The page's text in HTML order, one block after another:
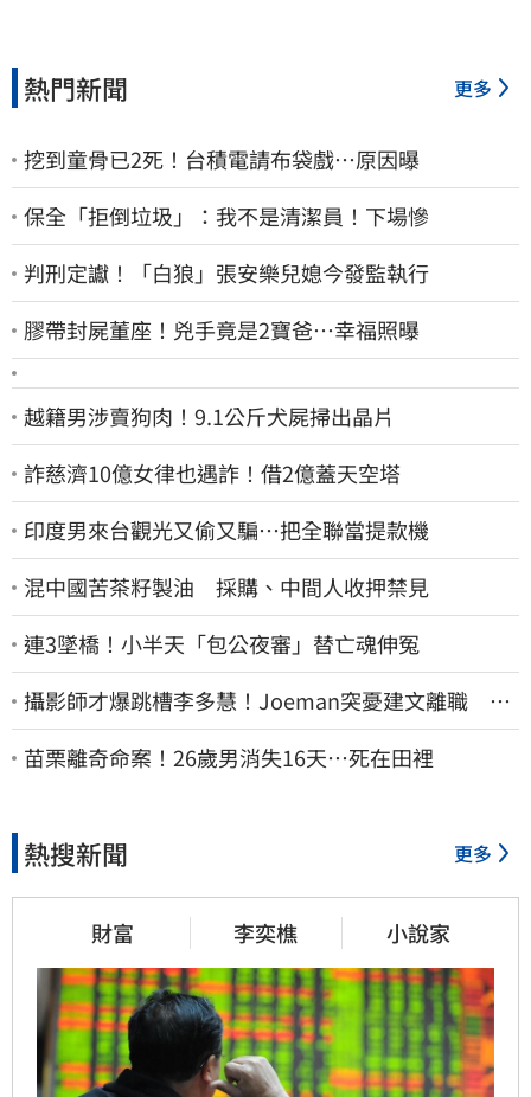
熱門新聞 更多
挖到童骨已2死！台積電請布袋戲…原因曝
保全「拒倒垃圾」：我不是清潔員！下場慘
判刑定讞！「白狼」張安樂兒媳今發監執行
膠帶封屍董座！兇手竟是2寶爸…幸福照曝
越籍男涉賣狗肉！9.1公斤犬屍掃出晶片
詐慈濟10億女律也遇詐！借2億蓋天空塔
印度男來台觀光又偷又騙…把全聯當提款機
混中國苦茶籽製油 採購、中間人收押禁見
連3墜橋！小半天「包公夜審」替亡魂伸冤
攝影師才爆跳槽李多慧！Joeman突憂建文離職 發
聲「其實我很清楚」
苗栗離奇命案！26歲男消失16天…死在田裡
熱搜新聞 更多
財富 李奕樵 小說家